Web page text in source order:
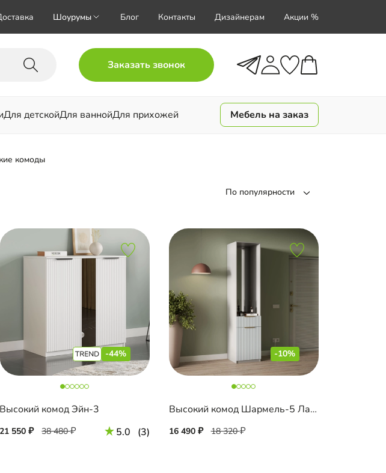
Шоурумы Блог Контакты Дизайнерам Акции %
Заказать звонок
Для детскойДля ваннойДля прихожей Мебель на заказ
комоды
По популярности
-44%
Высокий комод Эйн-3
21 550 38 480 5.0 (3)
-10%
Высокий комод Шармель-5 Лайф с зеркалом
16 490 18 320